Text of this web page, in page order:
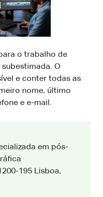
o trabalho de
O
e conter todas as
nome, último
e e-mail.
em pós-
195 Lisboa,